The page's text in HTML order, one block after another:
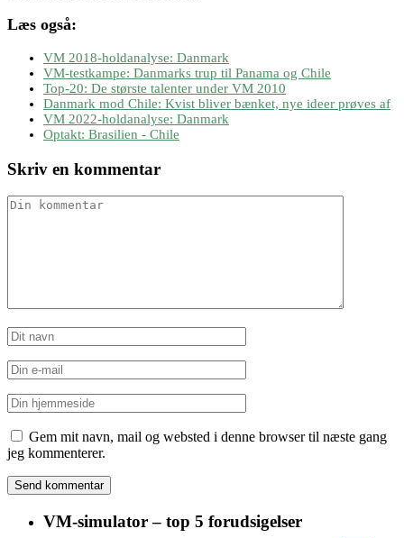
Læs også:
VM 2018-holdanalyse: Danmark
VM-testkampe: Danmarks trup til Panama og Chile
Top-20: De største talenter under VM 2010
Danmark mod Chile: Kvist bliver bænket, nye ideer prøves af
VM 2022-holdanalyse: Danmark
Optakt: Brasilien - Chile
Skriv en kommentar
Gem mit navn, mail og websted i denne browser til næste gang
jeg kommenterer.
VM-simulator – top 5 forudsigelser